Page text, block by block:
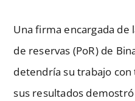
Una firma encargada de
de reservas (PoR) de
detendría su trabajo con
sus resultados